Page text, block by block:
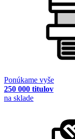
Ponúkame vyše
250 000 titulov
na sklade